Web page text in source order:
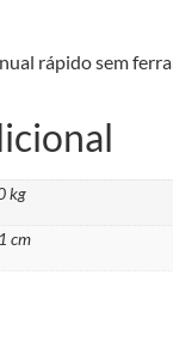
rápido sem
kg
cm